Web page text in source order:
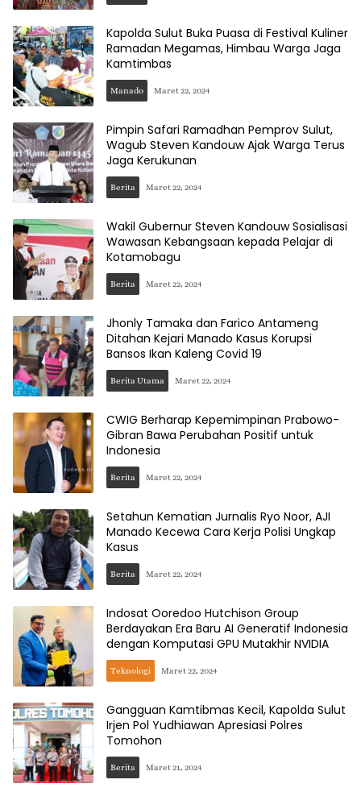
Kapolda Sulut Buka Puasa di Festival Kuliner
Ramadan Megamas, Himbau Warga Jaga
Kamtimbas
Manado Maret 22, 2024
Pimpin Safari Ramadhan Pemprov Sulut,
Wagub Steven Kandouw Ajak Warga Terus
Jaga Kerukunan
Berita Maret 22, 2024
Wakil Gubernur Steven Kandouw Sosialisasi
Wawasan Kebangsaan kepada Pelajar di
Kotamobagu
Berita Maret 22, 2024
Jhonly Tamaka dan Farico Antameng
Ditahan Kejari Manado Kasus Korupsi
Bansos Ikan Kaleng Covid 19
Berita Utama Maret 22, 2024
CWIG Berharap Kepemimpinan Prabowo-
Gibran Bawa Perubahan Positif untuk
Indonesia
Berita Maret 22, 2024
Setahun Kematian Jurnalis Ryo Noor, AJI
Manado Kecewa Cara Kerja Polisi Ungkap
Kasus
Berita Maret 22, 2024
Indosat Ooredoo Hutchison Group
Berdayakan Era Baru AI Generatif Indonesia
dengan Komputasi GPU Mutakhir NVIDIA
Teknologi Maret 22, 2024
Gangguan Kamtibmas Kecil, Kapolda Sulut
Irjen Pol Yudhiawan Apresiasi Polres
Tomohon
Berita Maret 21, 2024